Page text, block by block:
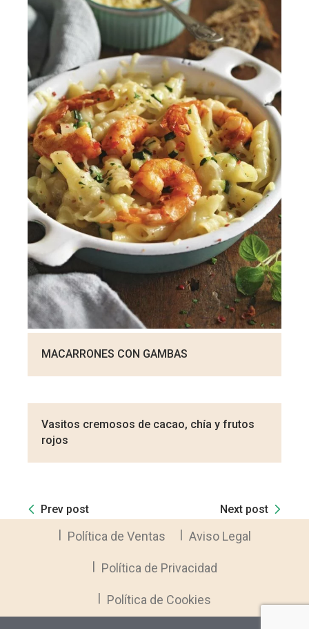
MACARRONES CON GAMBAS
Vasitos cremosos de cacao, chía y frutos
rojos
Prev post Next post
Política de Ventas Aviso Legal
Política de Privacidad
Política de Cookies